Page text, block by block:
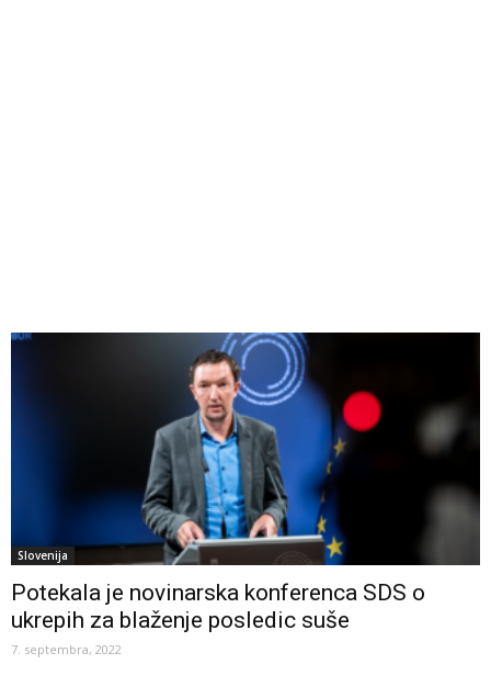
Slovenija
Potekala je novinarska konferenca SDS o
ukrepih za blaženje posledic suše
7. septembra, 2022